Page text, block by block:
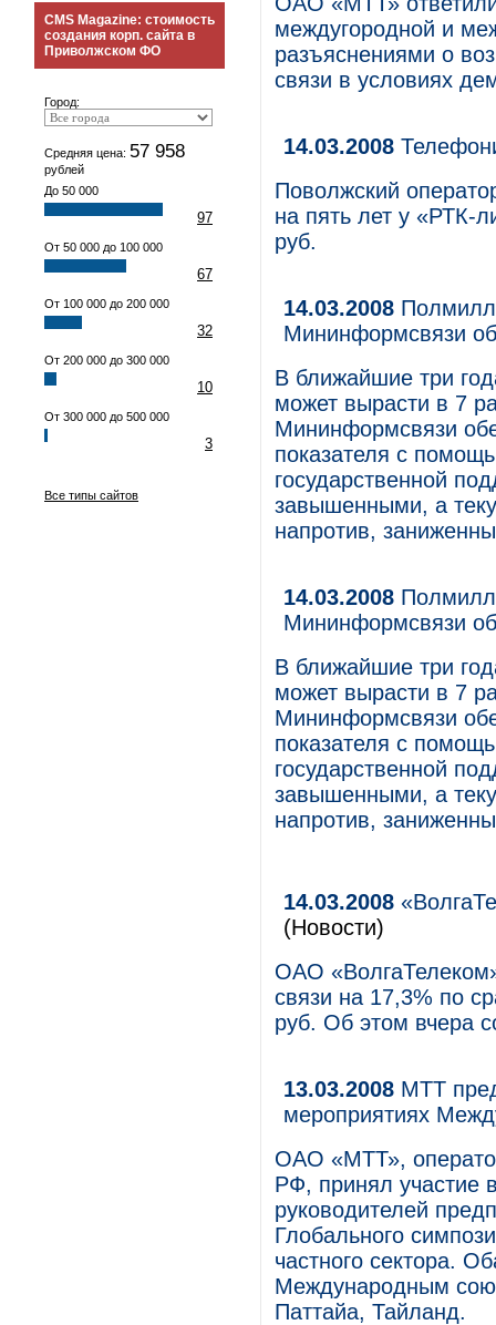
CMS Magazine: стоимость
создания корп. сайта в
Приволжском ФО
Город:
Средняя цена: 57 958
рублей
До 50 000
97
От 50 000 до 100 000
67
От 100 000 до 200 000
32
От 200 000 до 300 000
10
От 300 000 до 500 000
3
Все типы сайтов
междугородной и
разъяснениями о
связи в условиях
14.03.2008
Поволжский
на пять лет у «РТК-
руб.
14.03.2008
Мининформсвязи
В ближайшие три
может вырасти в 7
Мининформсвязи
показателя с
государственной
завышенными, а
напротив,
14.03.2008
Мининформсвязи
В ближайшие три
может вырасти в 7
Мининформсвязи
показателя с
государственной
завышенными, а
напротив,
14.03.2008
(Новости)
ОАО
связи на 17,3% по
руб. Об этом вчера
13.03.2008 МТТ
мероприятиях
ОАО «МТТ»,
РФ, принял участие
руководителей
Глобального
частного сектора.
Международным
Паттайа, Тайланд.